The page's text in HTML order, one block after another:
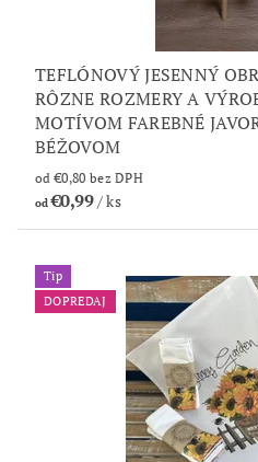
TEFLÓNOVÝ JESENNÝ
RÔZNE ROZMERY A
MOTÍVOM FAREBNÉ
BÉŽOVOM
od €0,80 bez DPH
od€0,99/ ks
Tip
DOPREDAJ